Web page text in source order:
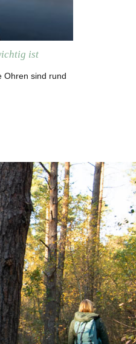
ist
Ohren sind rund